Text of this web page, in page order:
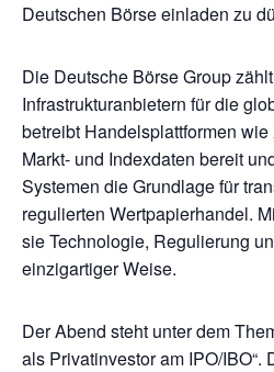
Deutschen Börse einladen zu
Die Deutsche Börse Group
Infrastrukturanbietern für die
betreibt Handelsplattformen
Markt- und Indexdaten bereit
Systemen die Grundlage für
regulierten Wertpapierhandel.
sie Technologie, Regulierung
einzigartiger Weise.
Der Abend steht unter dem
als Privatinvestor am IPO/IBO“.